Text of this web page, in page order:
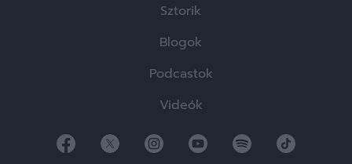
Sztorik
Blogok
Podcastok
Videók